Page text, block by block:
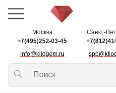
Москва
+7(495)252-03-45
info@kliogem.ru
Санкт-